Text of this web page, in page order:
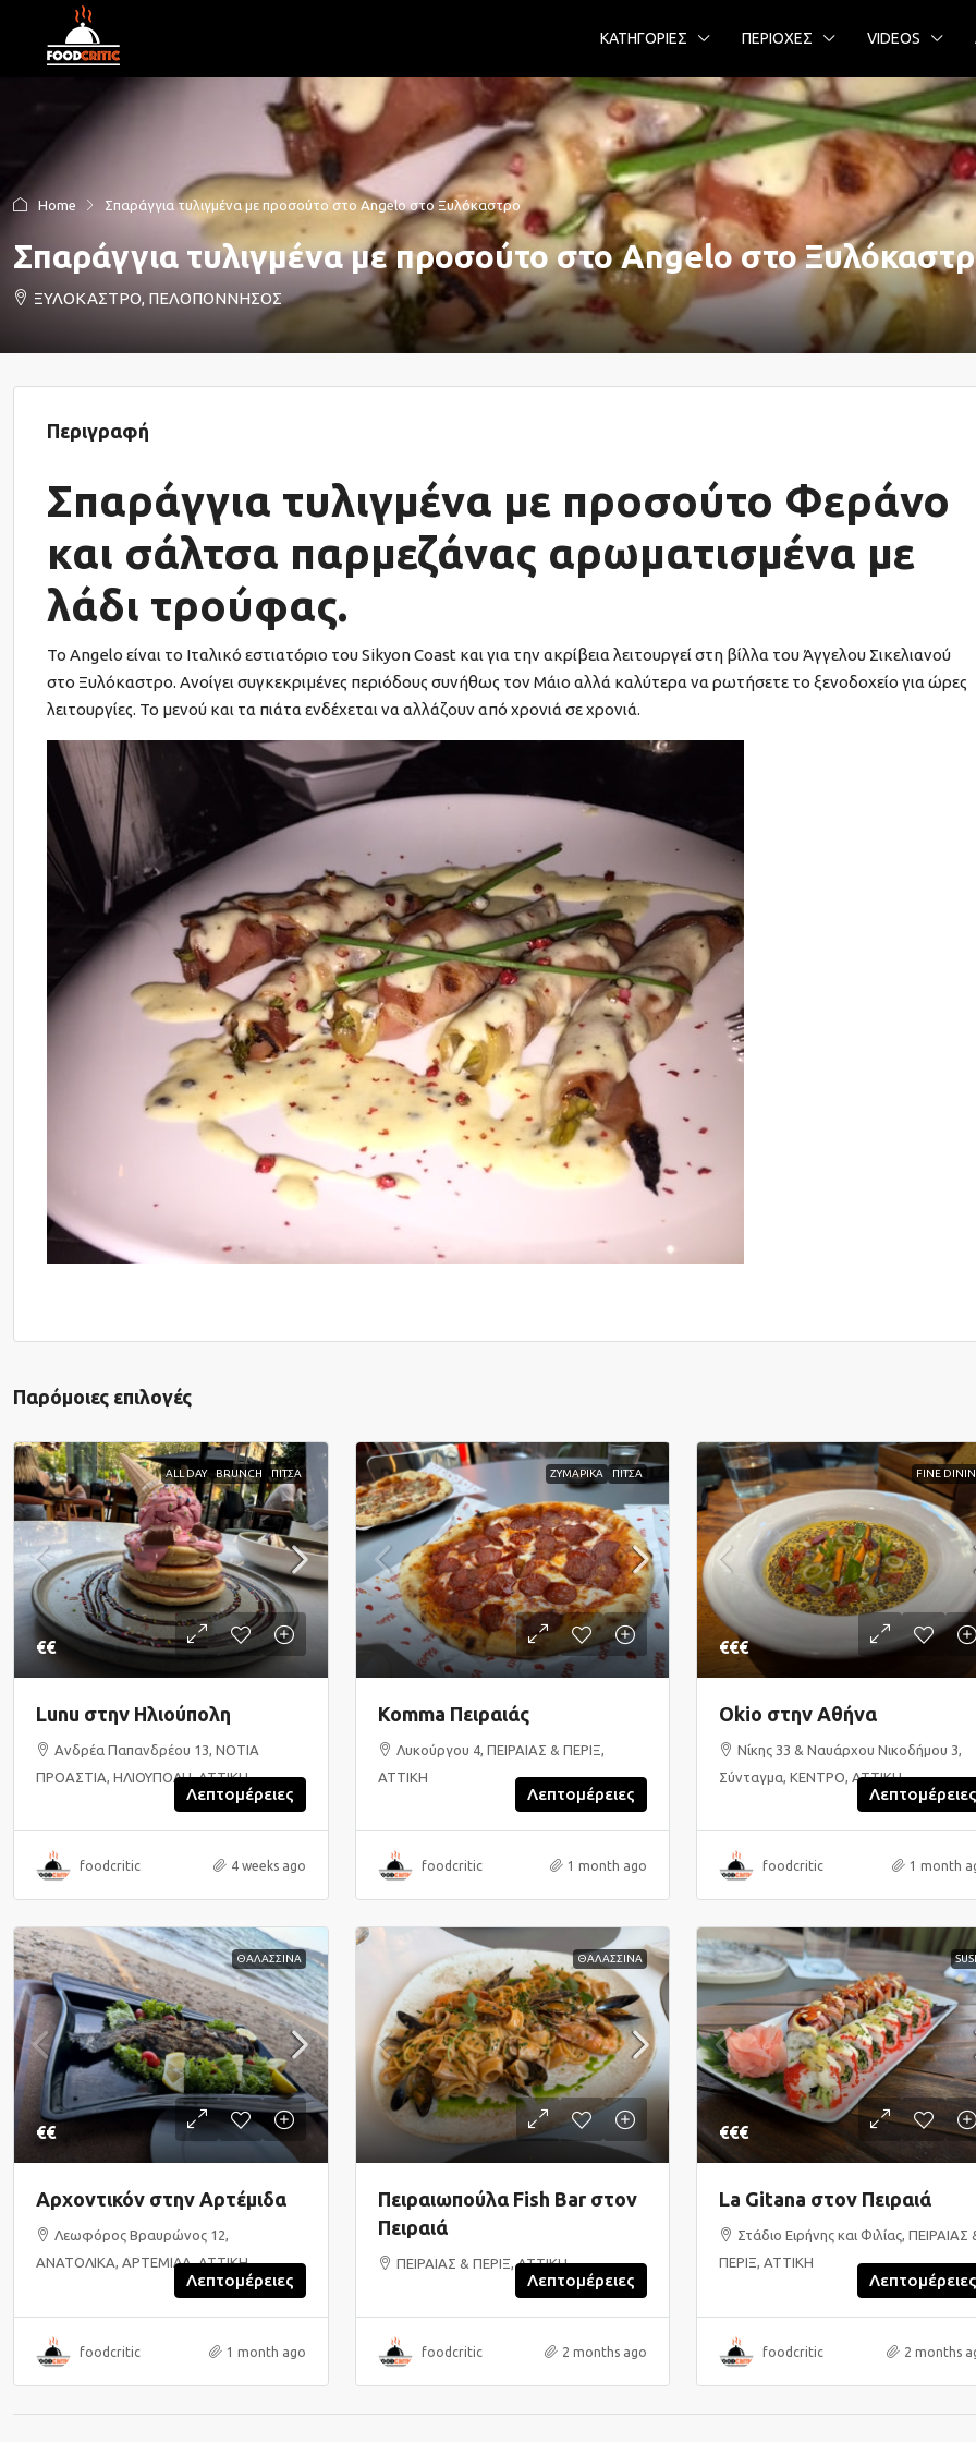
ΚΑΤΗΓΟΡΙΕΣ ΠΕΡΙΟΧΕΣ VIDEOS
Home Σπαράγγια τυλιγμένα με προσούτο στο Angelo στο Ξυλόκαστρο
Σπαράγγια τυλιγμένα με προσούτο στο Angelo στο
ΞΥΛΟΚΑΣΤΡΟ, ΠΕΛΟΠΟΝΝΗΣΟΣ
Περιγραφή
Σπαράγγια τυλιγμένα με προσούτο Φεράνο
και σάλτσα παρμεζάνας αρωματισμένα με
λάδι τρούφας.
Το Angelo είναι το Ιταλικό εστιατόριο του Sikyon Coast και για την ακρίβεια λειτουργεί στη βίλλα του Άγγελου Σικελιανού
στο Ξυλόκαστρο. Ανοίγει συγκεκριμένες περιόδους συνήθως τον Μάιο αλλά καλύτερα να ρωτήσετε το ξενοδοχείο για ώρες
λειτουργίες. Το μενού και τα πιάτα ενδέχεται να αλλάζουν από χρονιά σε χρονιά.
Παρόμοιες επιλογές
ALL DAY BRUNCH ΠΙΤΣΑ
€€
Lunu στην Ηλιούπολη
Ανδρέα Παπανδρέου 13, ΝΟΤΙΑ
ΠΡΟΑΣΤΙΑ, ΗΛΙΟΥΠΟΛΗ, ΑΤΤΙΚΗ
Λεπτομέρειες
foodcritic 4 weeks ago
ΖΥΜΑΡΙΚΑ ΠΙΤΣΑ
Komma Πειραιάς
Λυκούργου 4, ΠΕΙΡΑΙΑΣ & ΠΕΡΙΞ,
ΑΤΤΙΚΗ
Λεπτομέρειες
foodcritic 1 month ago
FINE
€€€
Okio στην Αθήνα
Νίκης 33 & Ναυάρχου Νικοδήμου 3,
Σύνταγμα, ΚΕΝΤΡΟ, ΑΤΤΙΚΗ
Λεπτομέρειες
foodcritic 1 month
ΘΑΛΑΣΣΙΝΑ
€€
Αρχοντικόν στην Αρτέμιδα
Λεωφόρος Βραυρώνος 12,
ΑΝΑΤΟΛΙΚΑ, ΑΡΤΕΜΙΔΑ, ΑΤΤΙΚΗ
Λεπτομέρειες
foodcritic 1 month ago
ΘΑΛΑΣΣΙΝΑ
Πειραιωπούλα Fish Bar στον
Πειραιά
ΠΕΙΡΑΙΑΣ & ΠΕΡΙΞ, ΑΤΤΙΚΗ
Λεπτομέρειες
foodcritic 2 months ago
€€€
La Gitana στον Πειραιά
Στάδιο Ειρήνης και Φιλίας, ΠΕΙΡΑΙΑΣ
ΠΕΡΙΞ, ΑΤΤΙΚΗ
Λεπτομέρειες
foodcritic 2 months